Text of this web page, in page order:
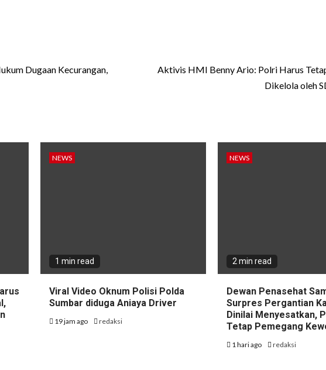
Dugaan Kecurangan,
Aktivis HMI Benny Ario: Polri Harus
Dikelola oleh
NEWS
1 min read
Viral Video Oknum Polisi Polda
Sumbar diduga Aniaya Driver
19 jam ago redaksi
NEWS
2 min read
Dewan Penasehat
Surpres Pergantian
Dinilai Menyesatkan,
Tetap Pemegang
1 hari ago redaksi